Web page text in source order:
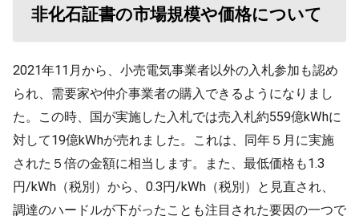
非化石証書の市場規模や価格について
2021年11月から、小売電気事業者以外の入札参加も認め
られ、需要家や仲介事業者の購入できるようになりまし
た。この時、国が実施した入札では売入札約559億kWhに
対して19億kWhが売れました。これは、同年５月に実施
された５倍の金額に相当します。また、最低価格も1.3
円/kWh（税別）から、0.3円/kWh（税別）と見直され、
調達のハードルが下がったことも注目された要因の一つで